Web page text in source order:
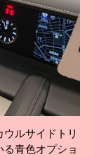
ルサイドトリ
青色オプショ